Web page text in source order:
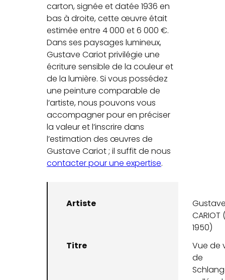
carton, signée et datée 1936 en
bas à droite, cette œuvre était
estimée entre 4 000 et 6 000 €.
Dans ses paysages lumineux,
Gustave Cariot privilégie une
écriture sensible de la couleur et
de la lumière. Si vous possédez
une peinture comparable de
l’artiste, nous pouvons vous
accompagner pour en préciser
la valeur et l’inscrire dans
l’estimation des œuvres de
Gustave Cariot ; il suffit de nous
contacter pour une expertise.
Artiste
CARIOT
1950)
Titre
Vue de
de